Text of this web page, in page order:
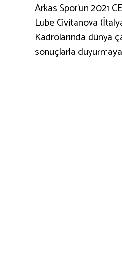
Arkas Spor’un 2021
Lube Civitanova
Kadrolarında dünya
sonuçlarla